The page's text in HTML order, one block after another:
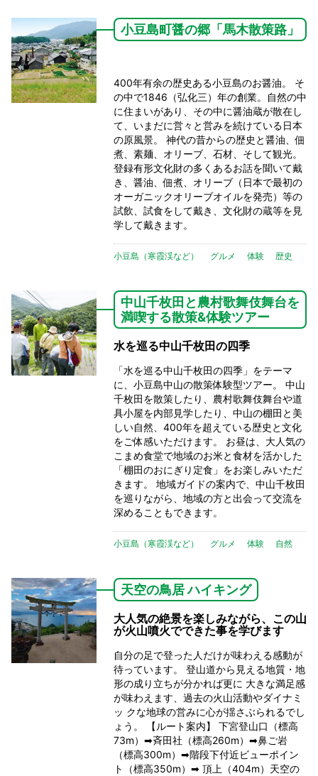
小豆島町醤の郷「馬木散策路」
400年有余の歴史ある小豆島のお醤油。 そ
の中で1846（弘化三）年の創業。自然の中
に住まいがあり、その中に醤油蔵が散在し
て、いまだに営々と営みを続けている日本
の原風景。 神代の昔からの歴史と醤油、佃
煮、素麺、オリーブ、石材、そして観光。
登録有形文化財の多くあるお話を聞いて戴
き、醤油、佃煮、オリーブ（日本で最初の
オーガニックオリーブオイルを発売）等の
試飲、試食をして戴き、文化財の蔵等を見
学して戴きます。
小豆島（寒霞渓など） グルメ 体験 歴史
中山千枚田と農村歌舞伎舞台を
満喫する散策&体験ツアー
水を巡る中山千枚田の四季
「水を巡る中山千枚田の四季」をテーマ
に、小豆島中山の散策体験型ツアー。 中山
千枚田を散策したり、農村歌舞伎舞台や道
具小屋を内部見学したり、中山の棚田と美
しい自然、400年を超えている歴史と文化
をご体感いただけます。 お昼は、大人気の
こまめ食堂で地域のお米と食材を活かした
「棚田のおにぎり定食」をお楽しみいただ
きます。 地域ガイドの案内で、中山千枚田
を巡りながら、地域の方と出会って交流を
深めることもできます。
小豆島（寒霞渓など） グルメ 体験 自然
天空の鳥居 ハイキング
大人気の絶景を楽しみながら、この山
が火山噴火でできた事を学びます
自分の足で登った人だけが味わえる感動が
待っています。 登山道から見える地質・地
形の成り立ちが分かれば更に 大きな満足感
が味わえます、過去の火山活動やダイナミ
ッ クな地球の営みに心が揺さぶられるでし
ょう。 【ルート案内】 下宮登山口（標高
73m）➡斉田社（標高260m）➡鼻ご岩
（標高300m）➡階段下付近ビューポイン
ト（標高350m）➡ 頂上（404m）天空の